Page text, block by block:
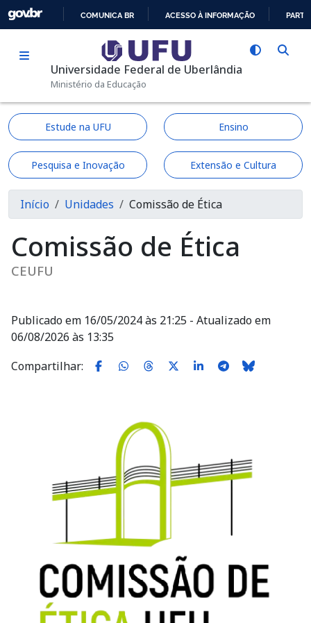
Pular para o conteúdo principal
PARA
O
COMUNICA BR ACESSO À INFORMAÇÃO
Universidade Federal de Uberlândia
Ministério da Educação
Estude na UFU Ensino
Pesquisa e Inovação Extensão e Cultura
Trilha de navegação
Início Unidades Comissão de Ética
Comissão de Ética
CEUFU
Publicado em 16/05/2024 às 21:25 - Atualizado em
06/08/2026 às 13:35
Compartilhar: